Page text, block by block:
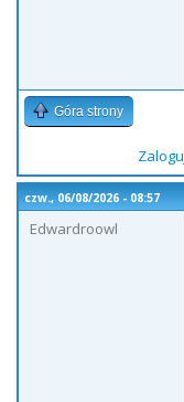
Góra strony
czw., 06/08/2026 - 08:57
Edwardroowl